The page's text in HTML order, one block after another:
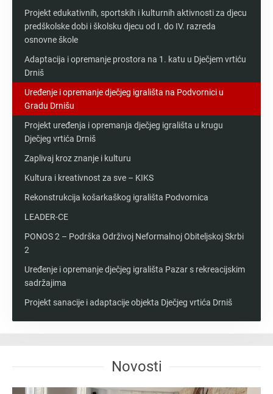
Projekt edukativnih, sportskih i kulturnih aktivnosti za djecu
predškolske dobi i školsku djecu od I. do IV. razreda
osnovne škole
Adaptacija i opremanje prostora na 1. katu u Dječjem vrtiću
Drniš
Uređenje i opremanje dječjeg igrališta na Podvornici u
Gradu Drnišu
Projekt uređenja i opremanja dječjeg igrališta u krugu
Dječjeg vrtića Drniš
Zaplivaj kroz znanje i kulturu
Kultura i kreativnost za sve – KIKS
Rekonstrukcija košarkaškog igrališta Podvornica
LEADER-CE
PONOS 2 – Podrška Održivoj Neformalnoj Obiteljskoj Skrbi
2
Uređenje i opremanje dječjeg igrališta Pazar s rekreacijskim
sadržajima
Projekt sanacije i adaptacije objekta Dječjeg vrtića Drniš
Novosti